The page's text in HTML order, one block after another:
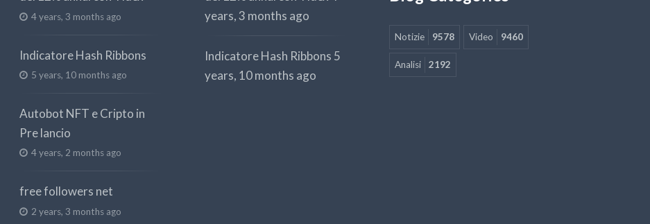
4 years, 3 months ago
Indicatore Hash Ribbons
5 years, 10 months ago
Autobot NFT e Cripto in
Pre lancio
4 years, 2 months ago
free followers net
2 years, 3 months ago
years, 3 months ago
Indicatore Hash Ribbons 5
years, 10 months ago
Notizie 9578 Video 9460
Analisi 2192